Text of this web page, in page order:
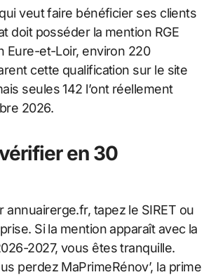
veut faire bénéficier ses clients
doit posséder la mention RGE
Eure-et-Loir, environ 220
cette qualification sur le site
seules 142 l’ont réellement
2026.
en 30
annuairerge.fr, tapez le SIRET ou
Si la mention apparaît avec la
2027, vous êtes tranquille.
perdez MaPrimeRénov’, la prime